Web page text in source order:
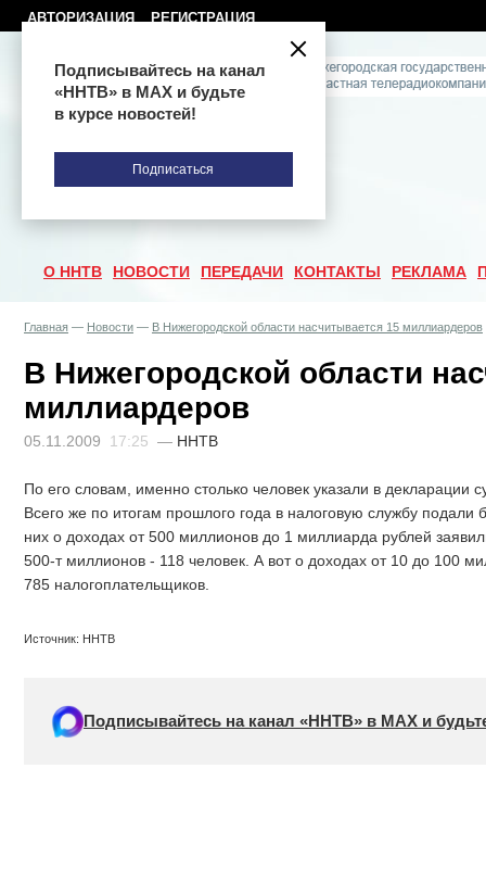
АВТОРИЗАЦИЯ РЕГИСТРАЦИЯ
О ННТВ НОВОСТИ ПЕРЕДАЧИ КОНТАКТЫ РЕКЛАМА
Главная — Новости — В Нижегородской области насчитывается 15 миллиардеров
В Нижегородской области
миллиардеров
05.11.2009 17:25 — ННТВ
По его словам, именно столько человек указали в
Всего же по итогам прошлого года в налоговую службу подали
них о доходах от 500 миллионов до 1 миллиарда рублей
500-т миллионов - 118 человек. А вот о доходах от 10 до 100
785 налогоплательщиков.
Источник: ННТВ
Подписывайтесь на канал «ННТВ» в МАХ и
Подписывайтесь на канал
«ННТВ» в МАХ и будьте
в курсе новостей!
Подписаться